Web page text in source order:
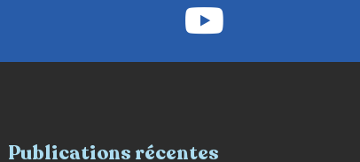
Publications récentes